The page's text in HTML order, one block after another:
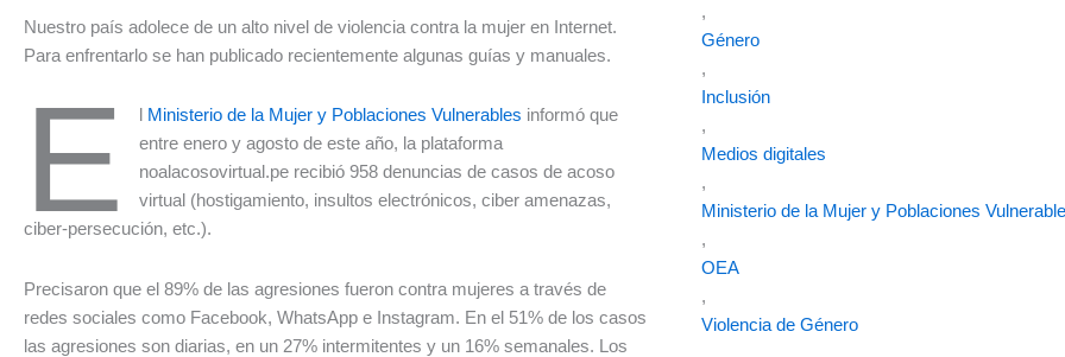
Nuestro país adolece de un alto nivel de violencia contra la mujer en Internet.
Para enfrentarlo se han publicado recientemente algunas guías y manuales.
E l Ministerio de la Mujer y Poblaciones Vulnerables informó que
entre enero y agosto de este año, la plataforma
noalacosovirtual.pe recibió 958 denuncias de casos de acoso
virtual (hostigamiento, insultos electrónicos, ciber amenazas,
ciber-persecución, etc.).
Precisaron que el 89% de las agresiones fueron contra mujeres a través de
redes sociales como Facebook, WhatsApp e Instagram. En el 51% de los casos
las agresiones son diarias, en un 27% intermitentes y un 16% semanales. Los
,
Género
,
Inclusión
,
Medios digitales
,
Ministerio de la Mujer y Poblaciones
,
OEA
,
Violencia de Género